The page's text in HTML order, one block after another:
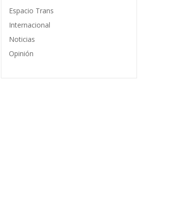
Espacio Trans
Internacional
Noticias
Opinión